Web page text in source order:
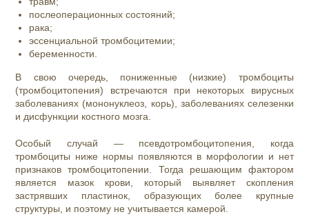
послеоперационных состояний;
рака;
эссенциальной тромбоцитемии;
беременности.
В свою очередь, пониженные (низкие) тромбоциты
(тромбоцитопения) встречаются при некоторых вирусных
заболеваниях (мононуклеоз, корь), заболеваниях селезенки
и дисфункции костного мозга.
Особый случай — псевдотромбоцитопения, когда
тромбоциты ниже нормы появляются в морфологии и нет
признаков тромбоцитопении. Тогда решающим фактором
является мазок крови, который выявляет скопления
застрявших пластинок, образующих более крупные
структуры, и поэтому не учитывается камерой.